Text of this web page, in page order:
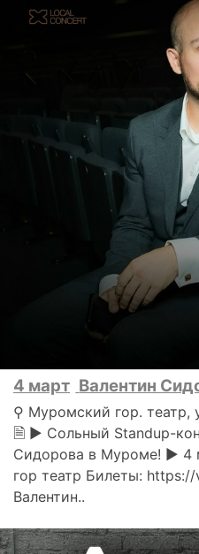
4 март Валентин
⚲ Муромский гор. театр,
🗎 ► Сольный Standup-
Сидорова в Муроме! ► 4
гор театр Билеты:
Валентин..